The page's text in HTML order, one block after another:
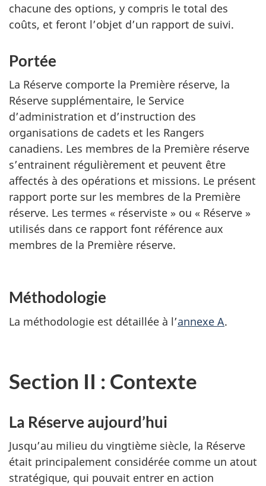
chacune des options, y compris le total des
coûts, et feront l’objet d’un rapport de suivi.
Portée
La Réserve comporte la Première réserve, la
Réserve supplémentaire, le Service
d’administration et d’instruction des
organisations de cadets et les Rangers
canadiens. Les membres de la Première réserve
s’entrainent régulièrement et peuvent être
affectés à des opérations et missions. Le présent
rapport porte sur les membres de la Première
réserve. Les termes « réserviste » ou « Réserve »
utilisés dans ce rapport font référence aux
membres de la Première réserve.
Méthodologie
La méthodologie est détaillée à l’annexe A.
Section II : Contexte
La Réserve aujourd’hui
Jusqu’au milieu du vingtième siècle, la Réserve
était principalement considérée comme un atout
stratégique, qui pouvait entrer en action